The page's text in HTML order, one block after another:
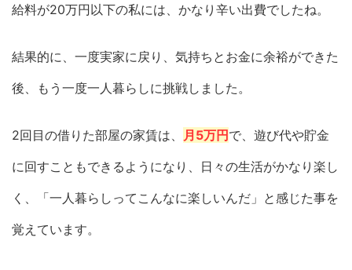
給料が20万円以下の私には、かなり辛い出費でしたね。
結果的に、一度実家に戻り、気持ちとお金に余裕ができた
後、もう一度一人暮らしに挑戦しました。
2回目の借りた部屋の家賃は、 月5万円で、遊び代や貯金
に回すこともできるようになり、日々の生活がかなり楽し
く、「一人暮らしってこんなに楽しいんだ」と感じた事を
覚えています。